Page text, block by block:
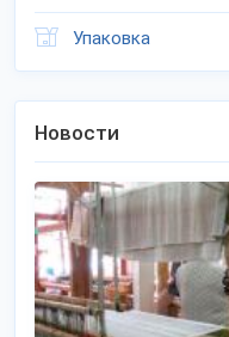
Упаковка
Новости